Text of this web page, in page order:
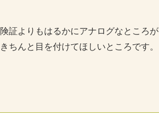
証よりもはるかにアナログなところが
ちんと目を付けてほしいところです。